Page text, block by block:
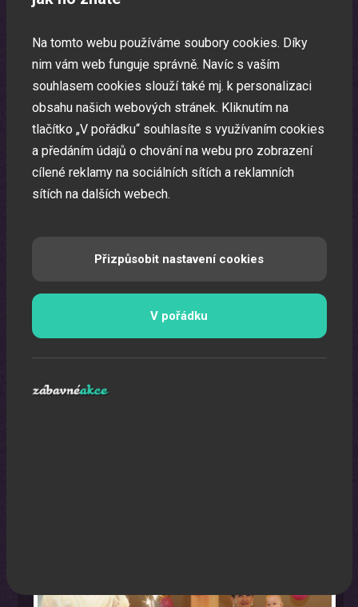
Program na firemní akci a firemní večírek na klíč
Zábavná akce na míru dle Vašeho přání.
Na tomto webu používáme soubory cookies. Díky
nim vám web funguje správně. Navíc s vaším
souhlasem cookies slouží také mj. k personalizaci
obsahu našich webových stránek. Kliknutím na
tlačítko „V pořádku“ souhlasíte s využívaním cookies
a předáním údajů o chování na webu pro zobrazení
cílené reklamy na sociálních sítích a reklamních
sítích na dalších webech.
Přizpůsobit nastavení cookies
V pořádku